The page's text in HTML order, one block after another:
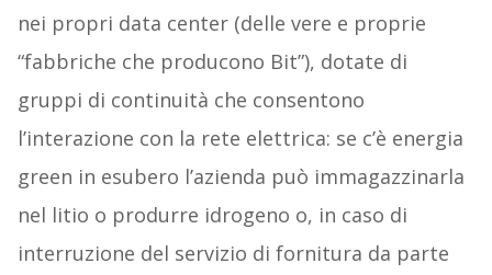
nei propri data center (delle vere e proprie
“fabbriche che producono Bit”), dotate di
gruppi di continuità che consentono
l’interazione con la rete elettrica: se c’è energia
green in esubero l’azienda può immagazzinarla
nel litio o produrre idrogeno o, in caso di
interruzione del servizio di fornitura da parte